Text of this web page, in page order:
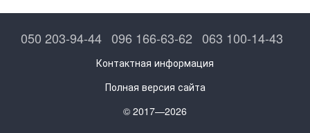
050 203-94-44 096 166-63-62 063 100-14-43
Контактная информация
Полная версия сайта
© 2017—2026